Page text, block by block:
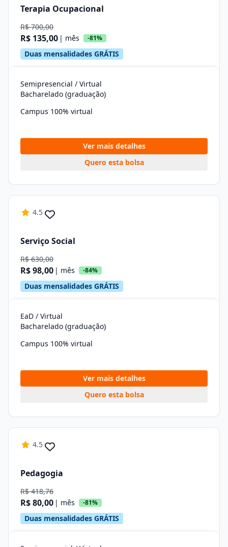
Terapia Ocupacional
R$ 700,00
R$ 135,00 | mês -81%
Duas mensalidades GRÁTIS
Semipresencial / Virtual
Bacharelado (graduação)
Campus 100% virtual
Ver mais detalhes
Quero esta bolsa
4.5
Serviço Social
R$ 630,00
R$ 98,00 | mês -84%
Duas mensalidades GRÁTIS
EaD / Virtual
Bacharelado (graduação)
Campus 100% virtual
Ver mais detalhes
Quero esta bolsa
4.5
Pedagogia
R$ 418,76
R$ 80,00 | mês -81%
Duas mensalidades GRÁTIS